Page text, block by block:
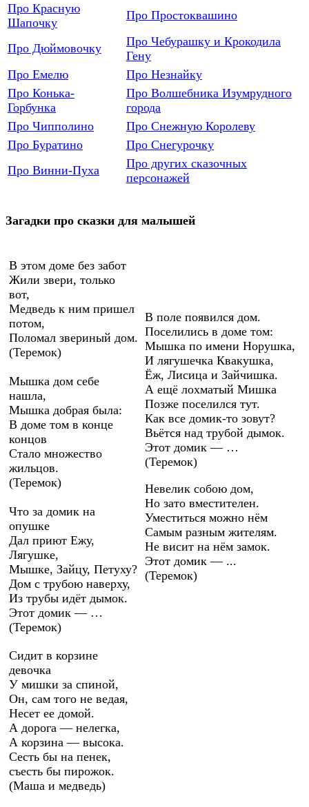
Про Красную
Шапочку
Про Простоквашино
Про Дюймовочку
Про Чебурашку и Крокодила
Гену
Про Емелю
Про Незнайку
Про Конька-
Горбунка
Про Волшебника Изумрудного
города
Про Чипполино
Про Снежную Королеву
Про Буратино
Про Снегурочку
Про Винни-Пуха
Про других сказочных
персонажей
Загадки про сказки для малышей
В этом доме без забот
Жили звери, только
вот,
Медведь к ним пришел
потом,
Поломал звериный дом.
(Теремок)
Мышка дом себе
нашла,
Мышка добрая была:
В доме том в конце
концов
Стало множество
жильцов.
(Теремок)
Что за домик на
опушке
Дал приют Ежу,
Лягушке,
Мышке, Зайцу, Петуху?
Дом с трубою наверху,
Из трубы идёт дымок.
Этот домик — …
(Теремок)
В поле появился дом.
Поселились в доме том:
Мышка по имени Норушка,
И лягушечка Квакушка,
Ёж, Лисица и Зайчишка.
А ещё лохматый Мишка
Позже поселился тут.
Как все домик-то зовут?
Вьётся над трубой дымок.
Этот домик — …
(Теремок)
Невелик собою дом,
Но зато вместителен.
Уместиться можно нём
Самым разным жителям.
Не висит на нём замок.
Этот домик — ...
(Теремок)
Сидит в корзине
девочка
У мишки за спиной,
Он, сам того не ведая,
Несет ее домой.
А дорога — нелегка,
А корзина — высока.
Сесть бы на пенек,
съесть бы пирожок.
(Маша и медведь)